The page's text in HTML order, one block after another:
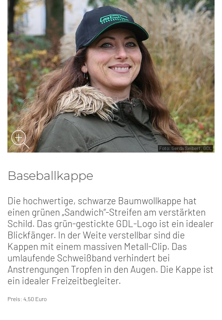
Foto: Gerda Seibert, GDL
Baseballkappe
Die hochwertige, schwarze Baumwollkappe hat
einen grünen „Sandwich“-Streifen am verstärkten
Schild. Das grün-gestickte GDL-Logo ist ein idealer
Blickfänger. In der Weite verstellbar sind die
Kappen mit einem massiven Metall-Clip. Das
umlaufende Schweißband verhindert bei
Anstrengungen Tropfen in den Augen. Die Kappe ist
ein idealer Freizeitbegleiter.
Preis: 4,50 Euro